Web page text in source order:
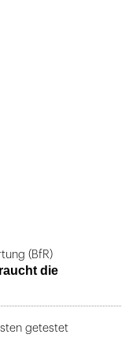
(BfR)
die
getestet